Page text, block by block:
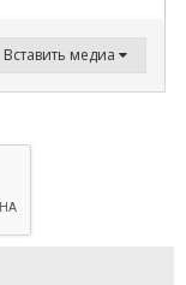
Вставить медиа